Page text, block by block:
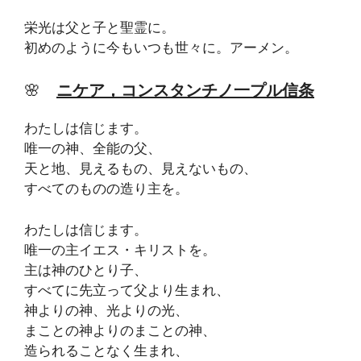
栄光は父と子と聖霊に。
初めのように今もいつも世々に。アーメン。
🌸 ニケア，コンスタンチノ一プル信条
わたしは信じます。
唯一の神、全能の父、
天と地、見えるもの、見えないもの、
すべてのものの造り主を。
わたしは信じます。
唯一の主イエス・キリストを。
主は神のひとり子、
すべてに先立って父より生まれ、
神よりの神、光よりの光、
まことの神よりのまことの神、
造られることなく生まれ、